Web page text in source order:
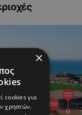
×
cookies για
χρηστών.